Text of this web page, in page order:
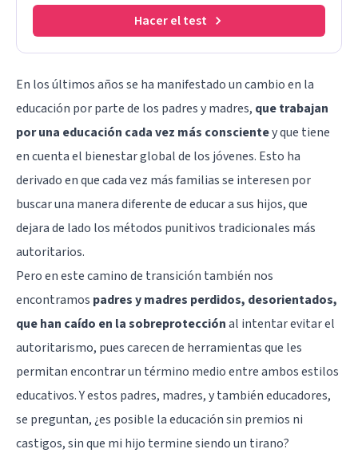
Hacer el test
En los últimos años se ha manifestado un cambio en la
educación por parte de los padres y madres, que trabajan
por una educación cada vez más conscientey que tiene
en cuenta el bienestar global de los jóvenes. Esto ha
derivado en que cada vez más familias se interesen por
buscar una manera diferente de educar a sus hijos, que
dejara de lado los métodos punitivos tradicionales más
autoritarios.
Pero en este camino de transición también nos
encontramos padres y madres perdidos, desorientados,
que han caído en la sobreprotecciónal intentar evitar el
autoritarismo, pues carecen de herramientas que les
permitan encontrar un término medio entre ambos estilos
educativos. Y estos padres, madres, y también educadores,
se preguntan, ¿es posible la educación sin premios ni
castigos, sin que mi hijo termine siendo un tirano?